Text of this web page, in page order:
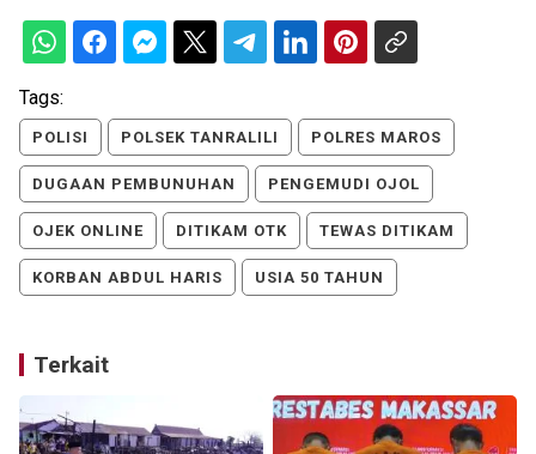
Tags:
POLISI POLSEK TANRALILI POLRES MAROS
DUGAAN PEMBUNUHAN PENGEMUDI OJOL
OJEK ONLINE DITIKAM OTK TEWAS DITIKAM
KORBAN ABDUL HARIS USIA 50 TAHUN
Terkait